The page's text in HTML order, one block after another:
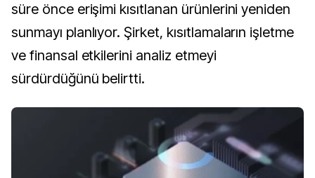
süre önce erişimi kısıtlanan ürünlerini yeniden
sunmayı planlıyor. Şirket, kısıtlamaların işletme
ve finansal etkilerini analiz etmeyi
sürdürdüğünü belirtti.